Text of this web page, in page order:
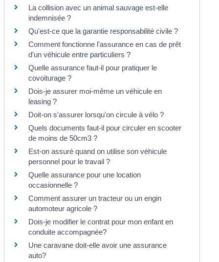
La collision avec un animal sauvage est-elle
indemnisée ?
Qu'est-ce que la garantie responsabilité civile ?
Comment fonctionne l'assurance en cas de prêt
d'un véhicule entre particuliers ?
Quelle assurance faut-il pour pratiquer le
covoiturage ?
Dois-je assurer moi-même un véhicule en
leasing ?
Doit-on s'assurer lorsqu'on circule à vélo ?
Quels documents faut-il pour circuler en scooter
de moins de 50cm3 ?
Est-on assuré quand on utilise son véhicule
personnel pour le travail ?
Quelle assurance pour une location
occasionnelle ?
Comment assurer un tracteur ou un engin
automoteur agricole ?
Dois-je modifier le contrat pour mon enfant en
conduite accompagnée?
Une caravane doit-elle avoir une assurance
auto?